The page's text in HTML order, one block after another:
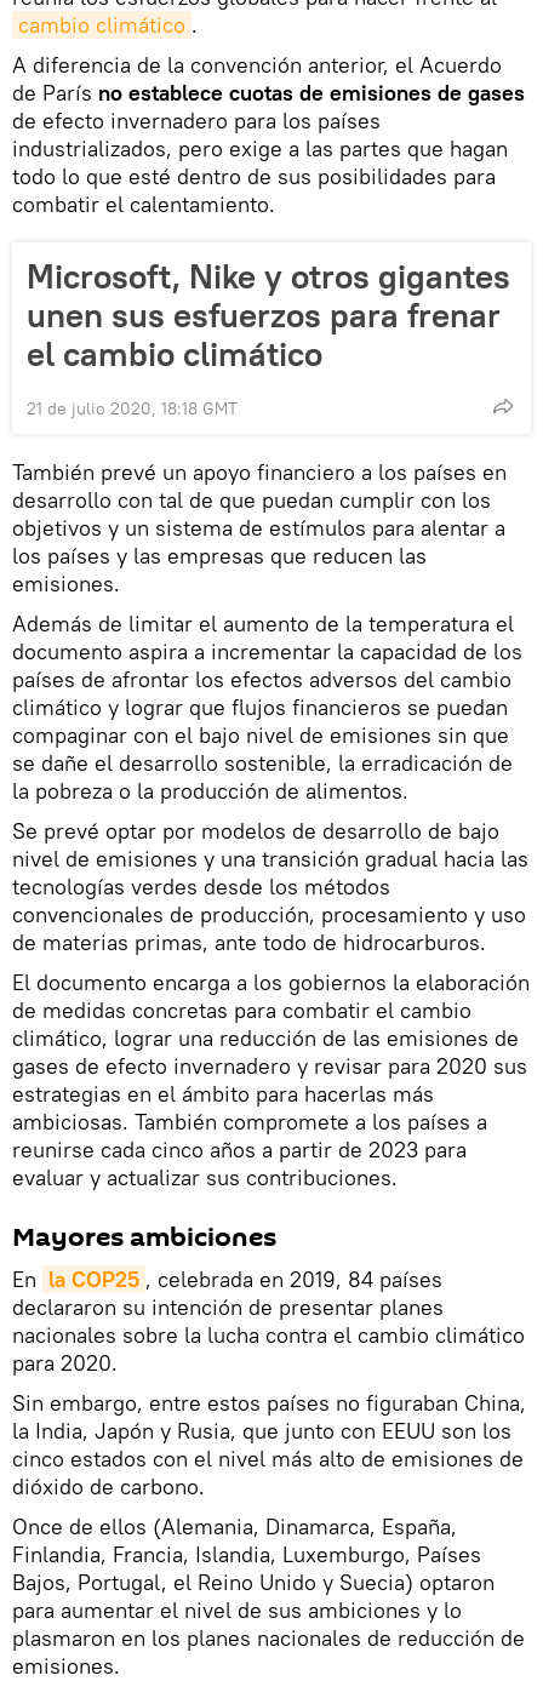
cambio climático .
A diferencia de la convención anterior, el Acuerdo
de París no establece cuotas de emisiones de gases
de efecto invernadero para los países
industrializados, pero exige a las partes que hagan
todo lo que esté dentro de sus posibilidades para
combatir el calentamiento.
Microsoft, Nike y otros gigantes
unen sus esfuerzos para frenar
el cambio climático
21 de julio 2020, 18:18 GMT
También prevé un apoyo financiero a los países en
desarrollo con tal de que puedan cumplir con los
objetivos y un sistema de estímulos para alentar a
los países y las empresas que reducen las
emisiones.
Además de limitar el aumento de la temperatura el
documento aspira a incrementar la capacidad de los
países de afrontar los efectos adversos del cambio
climático y lograr que flujos financieros se puedan
compaginar con el bajo nivel de emisiones sin que
se dañe el desarrollo sostenible, la erradicación de
la pobreza o la producción de alimentos.
Se prevé optar por modelos de desarrollo de bajo
nivel de emisiones y una transición gradual hacia las
tecnologías verdes desde los métodos
convencionales de producción, procesamiento y uso
de materias primas, ante todo de hidrocarburos.
​El documento encarga a los gobiernos la elaboración
de medidas concretas para combatir el cambio
climático, lograr una reducción de las emisiones de
gases de efecto invernadero y revisar para 2020 sus
estrategias en el ámbito para hacerlas más
ambiciosas. También compromete a los países a
reunirse cada cinco años a partir de 2023 para
evaluar y actualizar sus contribuciones.
Mayores ambiciones
En la COP25 , celebrada en 2019, 84 países
declararon su intención de presentar planes
nacionales sobre la lucha contra el cambio climático
para 2020.
Sin embargo, entre estos países no figuraban China,
la India, Japón y Rusia, que junto con EEUU son los
cinco estados con el nivel más alto de emisiones de
dióxido de carbono.
Once de ellos (Alemania, Dinamarca, España,
Finlandia, Francia, Islandia, Luxemburgo, Países
Bajos, Portugal, el Reino Unido y Suecia) optaron
para aumentar el nivel de sus ambiciones y lo
plasmaron en los planes nacionales de reducción de
emisiones.